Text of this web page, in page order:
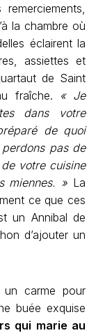
la chambre où
éclairent la
assiettes et
de Saint
fraîche.
« Je
dans votre
de quoi
pas de
votre cuisine
miennes. » La
ce que ces
un Annibal de
d’ajouter un
carme pour
buée exquise
qui marie au